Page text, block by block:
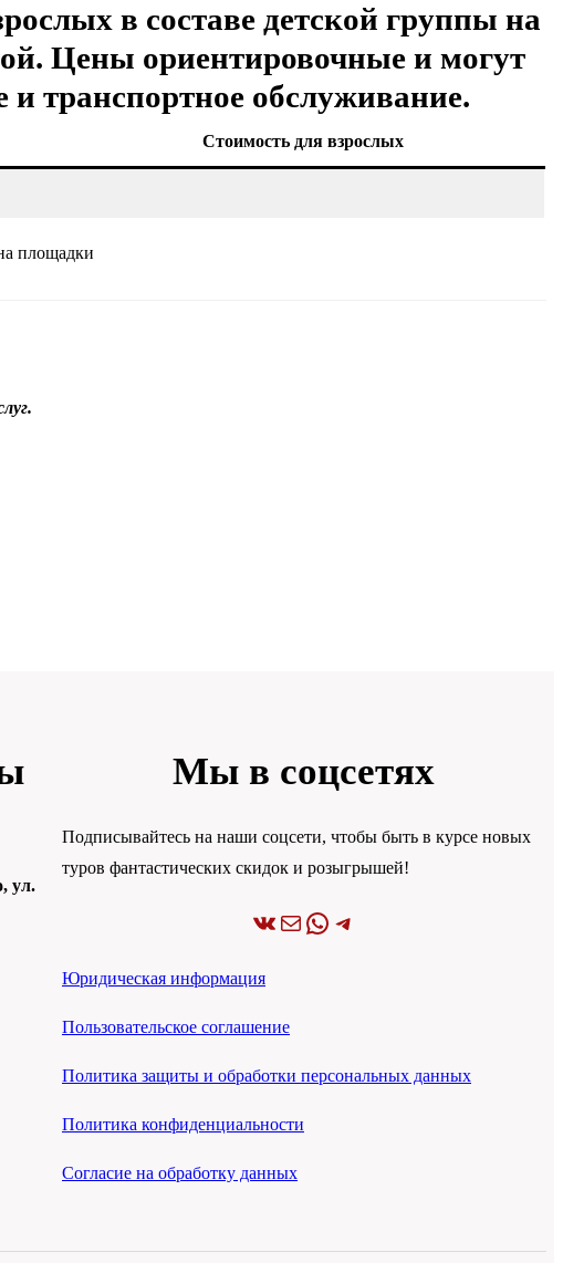
в составе детской группы на
Цены ориентировочные и могут
и транспортное обслуживание.
Стоимость для взрослых
площадки
ул.
Мы в соцсетях
Подписывайтесь на наши соцсети, чтобы быть в курсе новых
туров фантастических скидок и розыгрышей!
ВКонтакте Почта WhatsApp Telegram
Юридическая информация
Пользовательское соглашение
Политика защиты и обработки персональных данных
Политика конфиденциальности
Согласие на обработку данных